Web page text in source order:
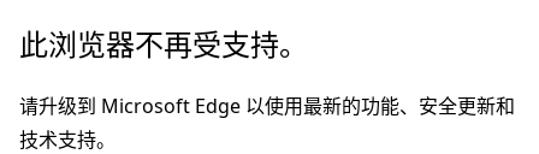
跳
主
要
此浏览器不再受支持。
请升级到 Microsoft Edge 以使用最新的功能、安全更新和
技术支持。